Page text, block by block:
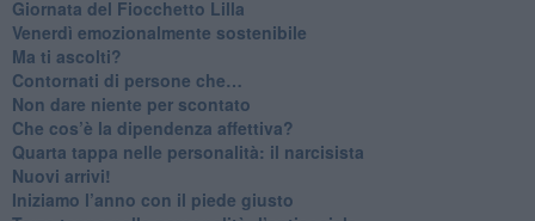
​Giornata del Fiocchetto Lilla
​Venerdì emozionalmente sostenibile
Ma ti ascolti?
Contornati di persone che…
Non dare niente per scontato
Che cos’è la dipendenza affettiva?
Quarta tappa nelle personalità: il narcisista
​Nuovi arrivi!
​Iniziamo l’anno con il piede giusto